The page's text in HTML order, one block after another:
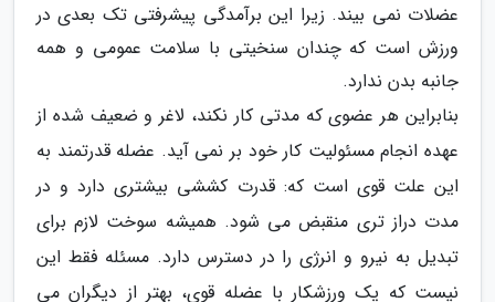
عضلات نمی بیند. زیرا این برآمدگی پیشرفتی تک بعدی در
ورزش است که چندان سنخیتی با سلامت عمومی و همه
جانبه بدن ندارد.
بنابراین هر عضوی که مدتی کار نکند، لاغر و ضعیف شده از
عهده انجام مسئولیت کار خود بر نمی آید. عضله قدرتمند به
این علت قوی است که: قدرت کششی بیشتری دارد و در
مدت دراز تری منقبض می شود. همیشه سوخت لازم برای
تبدیل به نیرو و انرژی را در دسترس دارد. مسئله فقط این
نیست که یک ورزشکار با عضله قوی، بهتر از دیگران می